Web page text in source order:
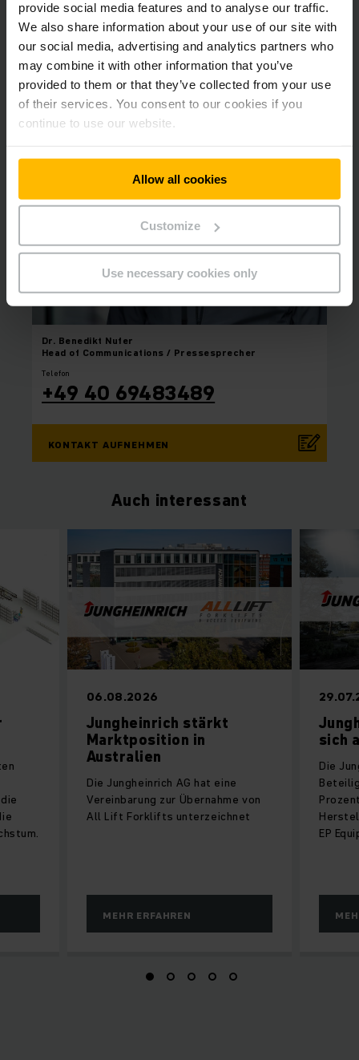
provide social media features and to analyse our traffic.
We also share information about your use of our site with
our social media, advertising and analytics partners who
may combine it with other information that you’ve
provided to them or that they’ve collected from your use
of their services. You consent to our cookies if you
continue to use our website.
Allow all cookies
Customize
Use necessary cookies only
Kontakt
Dr. Benedikt Nufer
Head of Communications / Pressesprecher
Telefon
+49 40 69483489
KONTAKT AUFNEHMEN
Auch interessant
06.08.2026
Jungheinrich stärkt
Marktposition in
Australien
Die Jungheinrich AG hat eine
Vereinbarung zur Übernahme von
All Lift Forklifts unterzeichnet
MEHR ERFAHREN
sich
Die
EP